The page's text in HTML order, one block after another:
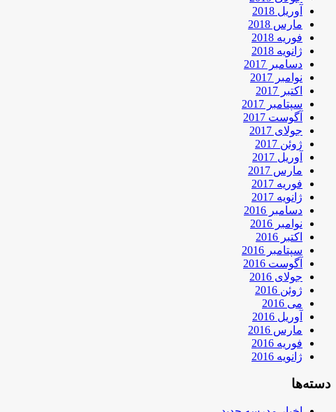
آوریل 2018
مارس 2018
فوریه 2018
ژانویه 2018
دسامبر 2017
نوامبر 2017
اکتبر 2017
سپتامبر 2017
آگوست 2017
جولای 2017
ژوئن 2017
آوریل 2017
مارس 2017
فوریه 2017
ژانویه 2017
دسامبر 2016
نوامبر 2016
اکتبر 2016
سپتامبر 2016
آگوست 2016
جولای 2016
ژوئن 2016
می 2016
آوریل 2016
مارس 2016
فوریه 2016
ژانویه 2016
دسته‌ها